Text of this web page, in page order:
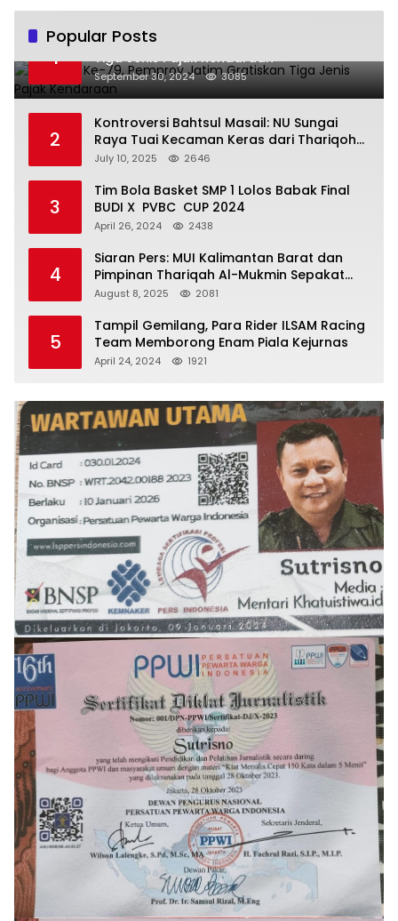
Popular Posts
1
Hari Jadi Ke-79, Pemprov Jatim Gratiskan
Tiga Jenis Pajak Kendaraan
September 30, 2024 3085
2
Kontroversi Bahtsul Masail: NU Sungai
Raya Tuai Kecaman Keras dari Thariqoh
Al Mu’min
July 10, 2025 2646
3
Tim Bola Basket SMP 1 Lolos Babak Final
BUDI X PVBC CUP 2024
April 26, 2024 2438
4
Siaran Pers: MUI Kalimantan Barat dan
Pimpinan Thariqah Al-Mukmin Sepakat
Jaga Umat
August 8, 2025 2081
5
Tampil Gemilang, Para Rider ILSAM Racing
Team Memborong Enam Piala Kejurnas
April 24, 2024 1921